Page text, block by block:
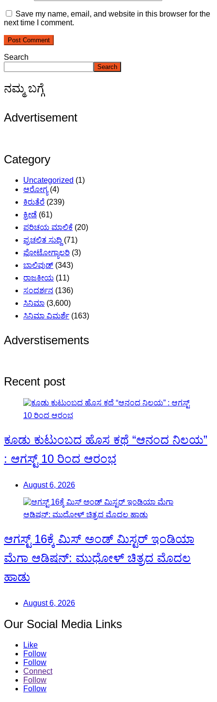
Save my name, email, and website in this browser for the
next time I comment.
Search
Search
ನಮ್ಮ ಬಗ್ಗೆ
Advertisement
Category
Uncategorized (1)
ಆರೋಗ್ಯ(4)
ಕಿರುತೆರೆ (239)
ಕ್ರೀಡೆ (61)
ಪರಿಚಯ ಮಾಲಿಕೆ (20)
ಪ್ರಚಲಿತ ಸುದ್ದಿ (71)
ಫೋಟೋಗ್ಯಾಲರಿ (3)
ಬಾಲಿವುಡ್ (343)
ರಾಜಕೀಯ (11)
ಸಂದರ್ಶನ (136)
ಸಿನಿಮಾ (3,600)
ಸಿನಿಮಾ ವಿಮರ್ಶೆ (163)
Adverstisements
Recent post
ಕೂಡು ಕುಟುಂಬದ ಹೊಸ ಕಥೆ “ಆನಂದ ನಿಲಯ”
: ಆಗಸ್ಟ್ 10 ರಿಂದ ಆರಂಭ
August 6, 2026
ಆಗಸ್ಟ್ 16ಕ್ಕೆ ಮಿಸ್ ಅಂಡ್ ಮಿಸ್ಟರ್ ಇಂಡಿಯಾ
ಮೆಗಾ ಆಡಿಷನ್: ಮುಧೋಳ್ ಚಿತ್ರದ ಮೊದಲ
ಹಾಡು
August 6, 2026
Our Social Media Links
Like
Follow
Follow
Connect
Follow
Follow